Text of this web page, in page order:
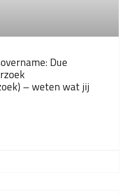
Due
– weten wat jij